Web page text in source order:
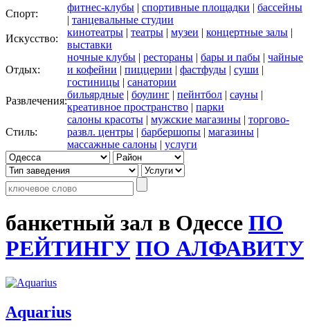
Спорт:
фитнес-клубы | спортивные площадки | бассейны
| танцевальные студии
Искусство:
кинотеатры | театры | музеи | концертные залы |
выставки
Отдых:
ночные клубы | рестораны | бары и пабы | чайные
и кофейни | пиццерии | фастфуды | суши |
гостиницы | санатории
Развлечения:
бильярдные | боулинг | пейнтбол | сауны |
креативное пространство | парки
Стиль:
салоны красоты | мужские магазины | торгово-
развл. центры | барбершопы | магазины |
массажные салоны | услуги
банкетный зал в Одессе ПО
РЕЙТИНГУ ПО АЛФАВИТУ
Aquarius